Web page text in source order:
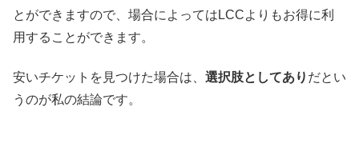
とができますので、場合によってはLCCよりもお得に利
用することができます。
安いチケットを見つけた場合は、 選択肢としてあり だとい
うのが私の結論です。